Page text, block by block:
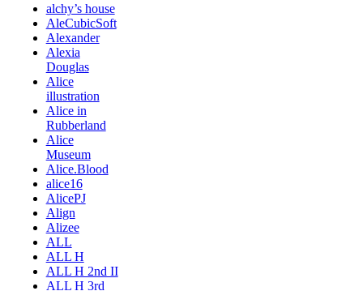
alchy’s house
AleCubicSoft
Alexander
Alexia
Douglas
Alice
illustration
Alice in
Rubberland
Alice
Museum
Alice.Blood
alice16
AlicePJ
Align
Alizee
ALL
ALL H
ALL H 2nd II
ALL H 3rd